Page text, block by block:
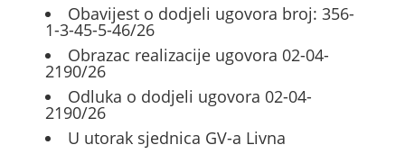
Obavijest o dodjeli ugovora broj: 356-
1-3-45-5-46/26
Obrazac realizacije ugovora 02-04-
2190/26
Odluka o dodjeli ugovora 02-04-
2190/26
U utorak sjednica GV-a Livna